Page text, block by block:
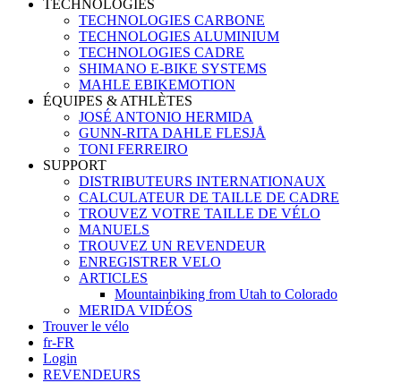
TECHNOLOGIES
TECHNOLOGIES CARBONE
TECHNOLOGIES ALUMINIUM
TECHNOLOGIES CADRE
SHIMANO E-BIKE SYSTEMS
MAHLE EBIKEMOTION
ÉQUIPES & ATHLÈTES
JOSÉ ANTONIO HERMIDA
GUNN-RITA DAHLE FLESJÅ
TONI FERREIRO
SUPPORT
DISTRIBUTEURS INTERNATIONAUX
CALCULATEUR DE TAILLE DE CADRE
TROUVEZ VOTRE TAILLE DE VÉLO
MANUELS
TROUVEZ UN REVENDEUR
ENREGISTRER VELO
ARTICLES
Mountainbiking from Utah to Colorado
MERIDA VIDÉOS
Trouver le vélo
fr-FR
Login
REVENDEURS